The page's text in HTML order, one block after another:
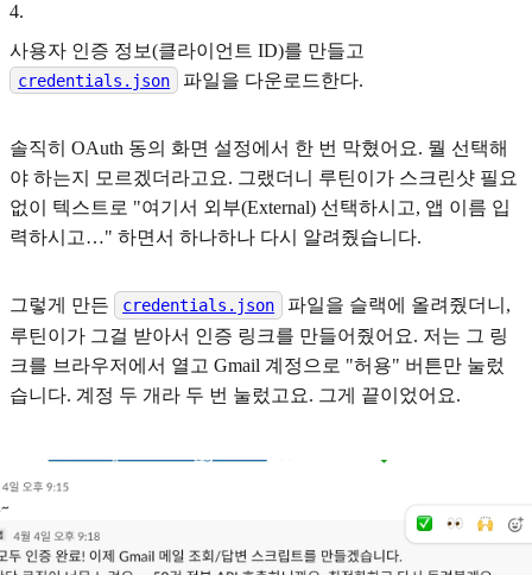
4.
사용자 인증 정보(클라이언트 ID)를 만들고
credentials.json 파일을 다운로드한다.
솔직히 OAuth 동의 화면 설정에서 한 번 막혔어요. 뭘 선택해
야 하는지 모르겠더라고요. 그랬더니 루틴이가 스크린샷 필요
없이 텍스트로 "여기서 외부(External) 선택하시고, 앱 이름 입
력하시고…" 하면서 하나하나 다시 알려줬습니다.
그렇게 만든 credentials.json
파일을 슬랙에 올려줬더니,
루틴이가 그걸 받아서 인증 링크를 만들어줬어요. 저는 그 링
크를 브라우저에서 열고 Gmail 계정으로 "허용" 버튼만 눌렀
습니다. 계정 두 개라 두 번 눌렀고요. 그게 끝이었어요.